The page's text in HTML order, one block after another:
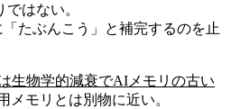
はない。
たぶんこう」と補完するのを止
生物学的減衰でAIメモリの古い
メモリとは別物に近い。